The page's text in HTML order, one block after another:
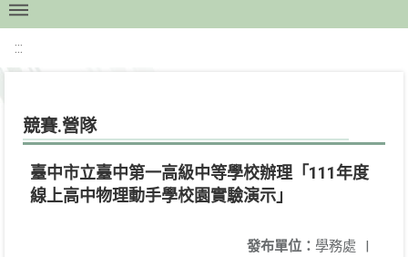
:::
競賽.營隊
臺中市立臺中第一高級中等學校辦理「111年度
線上高中物理動手學校園實驗演示」
發布單位： 學務處 |